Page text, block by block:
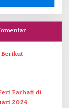
Berikut
Farhati di
2024